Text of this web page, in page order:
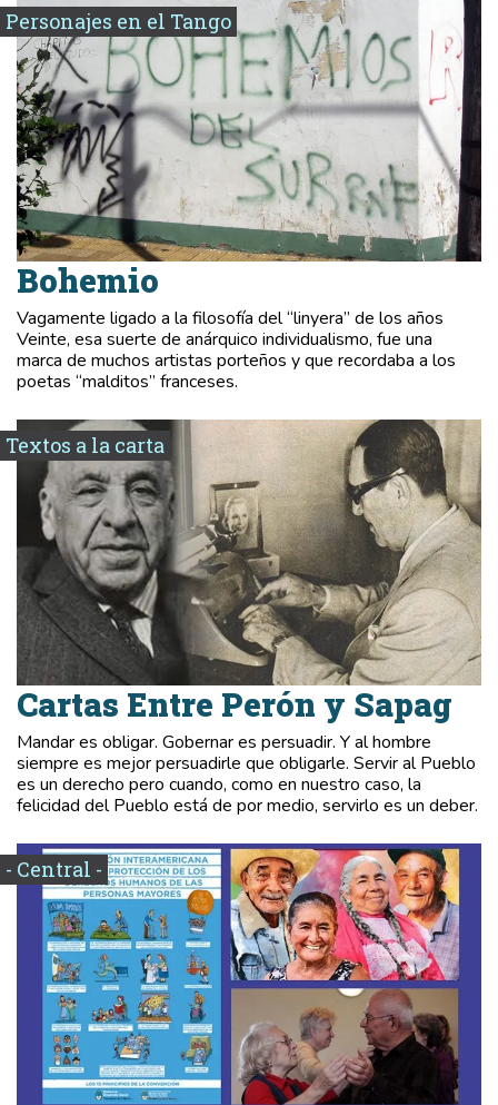
Personajes en el Tango
Bohemio
Vagamente ligado a la filosofía del “linyera” de los años
Veinte, esa suerte de anárquico individualismo, fue una
marca de muchos artistas porteños y que recordaba a los
poetas “malditos” franceses.
Textos a la carta
Cartas Entre Perón y Sapag
Mandar es obligar. Gobernar es persuadir. Y al hombre
siempre es mejor persuadirle que obligarle. Servir al Pueblo
es un derecho pero cuando, como en nuestro caso, la
felicidad del Pueblo está de por medio, servirlo es un deber.
- Central -